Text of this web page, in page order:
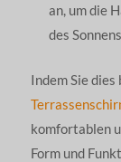
an, um die
des
Indem Sie dies
komfortablen
Form und